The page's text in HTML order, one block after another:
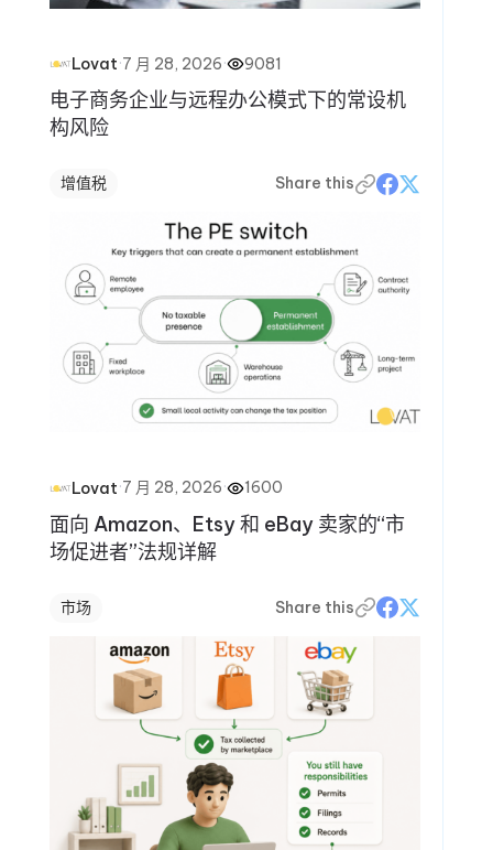
Lovat·7 月 28, 2026· 9081
电子商务企业与远程办公模式下的常设机
构风险
增值税 Share this
Lovat·7 月 28, 2026· 1600
面向 Amazon、Etsy 和 eBay 卖家的“市
场促进者”法规详解
市场 Share this